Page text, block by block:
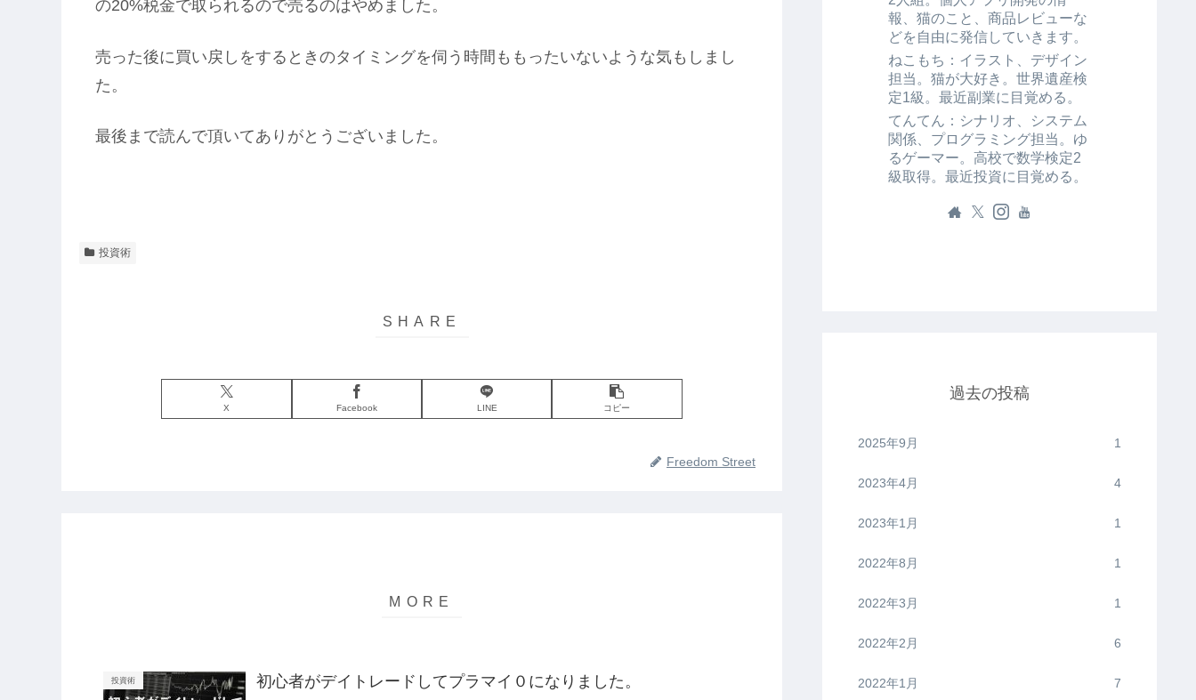
の20%税金で取られるので売るのはやめました。
売った後に買い戻しをするときのタイミングを伺う時間ももったいないような気もしまし
た。
最後まで読んで頂いてありがとうございました。
投資術
X Facebook LINE コピー
Freedom Street
投資術 初心者がデイトレードしてプラマイ０になりました。
報、猫のこと、商品レビューな
どを自由に発信していきます。
ねこもち：イラスト、デザイン
担当。猫が大好き。世界遺産検
定1級。最近副業に目覚める。
てんてん：シナリオ、システム
関係、プログラミング担当。ゆ
るゲーマー。高校で数学検定2
級取得。最近投資に目覚める。
過去の投稿
2025年9月 1
2023年4月 4
2023年1月 1
2022年8月 1
2022年3月 1
2022年2月 6
2022年1月 7